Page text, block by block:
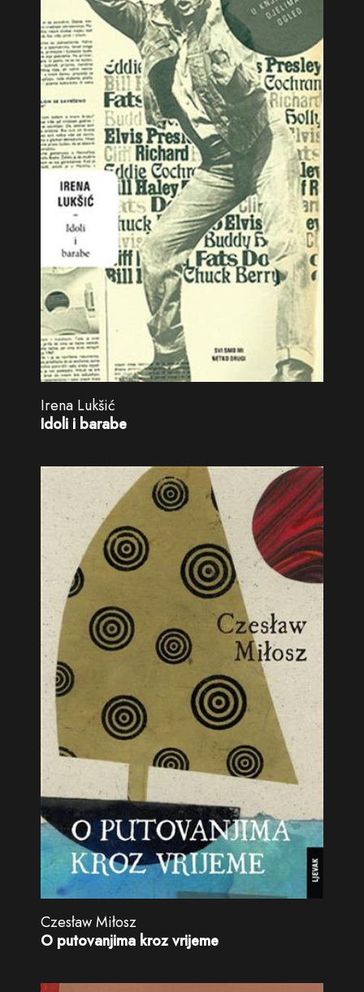
Irena Lukšić
Idoli i barabe
Czesław Miłosz
O putovanjima kroz vrijeme